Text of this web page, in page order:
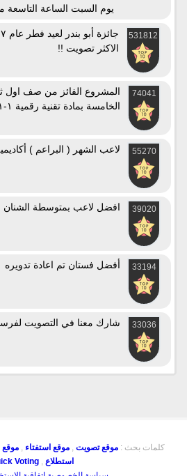
يوم السبت الساعة التاسعة
531812
الاكثر تصويت !!
74041
المشروع الفائز من صف اول
الخامسة بمادة تقنية رقمية ١-١
55270 لاعب الشهر ( البراعم )
39020 افضل لاعب بمتوسطة الشنان
33194 أفضل فستان تم اعادة تدويره
33036 شارك معنا في التصويت
كلمات بحث : موقع تصويت , موقع استفتاء , موقع
استطلاع ,
Voting